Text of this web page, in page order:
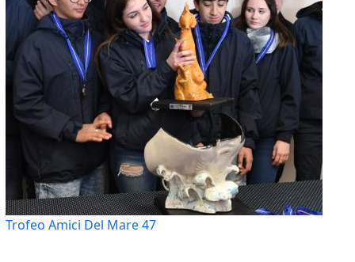
Trofeo Amici Del Mare 47